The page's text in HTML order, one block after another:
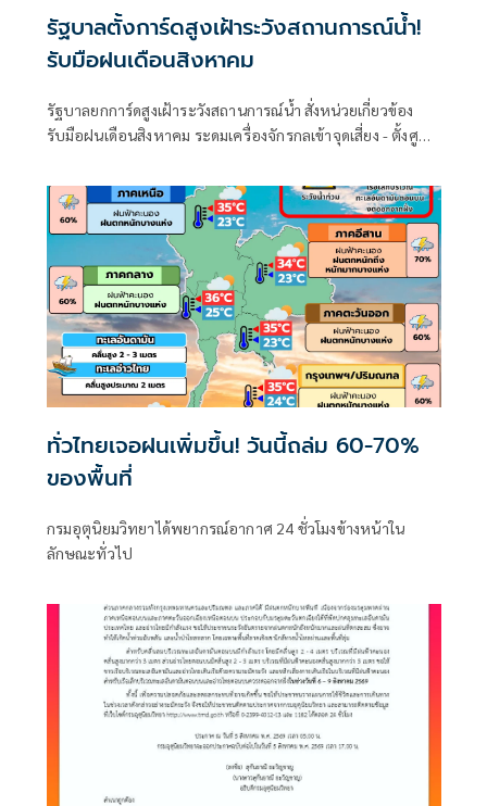
รัฐบาลตั้งการ์ดสูงเฝ้าระวังสถานการณ์น้ำ!
รับมือฝนเดือนสิงหาคม
รัฐบาลยกการ์ดสูงเฝ้าระวังสถานการณ์น้ำ สั่งหน่วยเกี่ยวข้อง
รับมือฝนเดือนสิงหาคม ระดมเครื่องจักรกลเข้าจุดเสี่ยง - ตั้งศูนย์
ทั่วไทยเจอฝนเพิ่มขึ้น! วันนี้ถล่ม 60-70%
ของพื้นที่
กรมอุตุนิยมวิทยาได้พยากรณ์อากาศ 24 ชั่วโมงข้างหน้าใน
ลักษณะทั่วไป